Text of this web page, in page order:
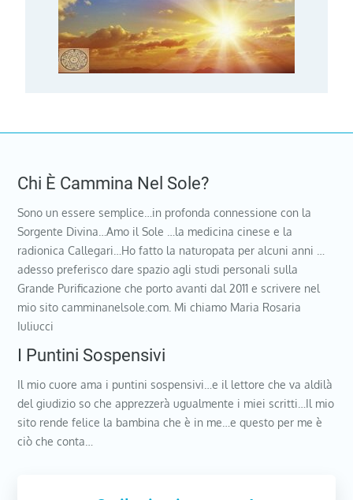
Chi È Cammina Nel Sole?
Sono un essere semplice…in profonda connessione con la
Sorgente Divina…Amo il Sole …la medicina cinese e la
radionica Callegari…Ho fatto la naturopata per alcuni anni …
adesso preferisco dare spazio agli studi personali sulla
Grande Purificazione che porto avanti dal 2011 e scrivere nel
mio sito camminanelsole.com. Mi chiamo Maria Rosaria
Iuliucci
I Puntini Sospensivi
Il mio cuore ama i puntini sospensivi…e il lettore che va aldilà
del giudizio so che apprezzerà ugualmente i miei scritti…Il mio
sito rende felice la bambina che è in me…e questo per me è
ciò che conta…